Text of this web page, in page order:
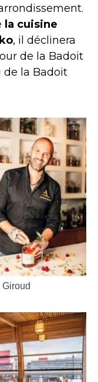
la cuisine
, il déclinera
de la Badoit
de la Badoit